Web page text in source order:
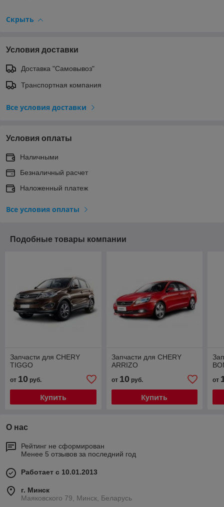
Скрыть
Условия доставки
Доставка "Самовывоз"
Транспортная компания
Все условия доставки
Условия оплаты
Наличными
Безналичный расчет
Наложенный платеж
Все условия оплаты
Подобные товары компании
Запчасти для CHERY
TIGGO
от 10 руб.
Купить
Запчасти для CHERY
ARRIZO
от 10руб.
Купить
от
О нас
Рейтинг не сформирован
Менее 5 отзывов за последний год
Работает с 10.01.2013
г. Минск
Маяковского 79, Минск, Беларусь